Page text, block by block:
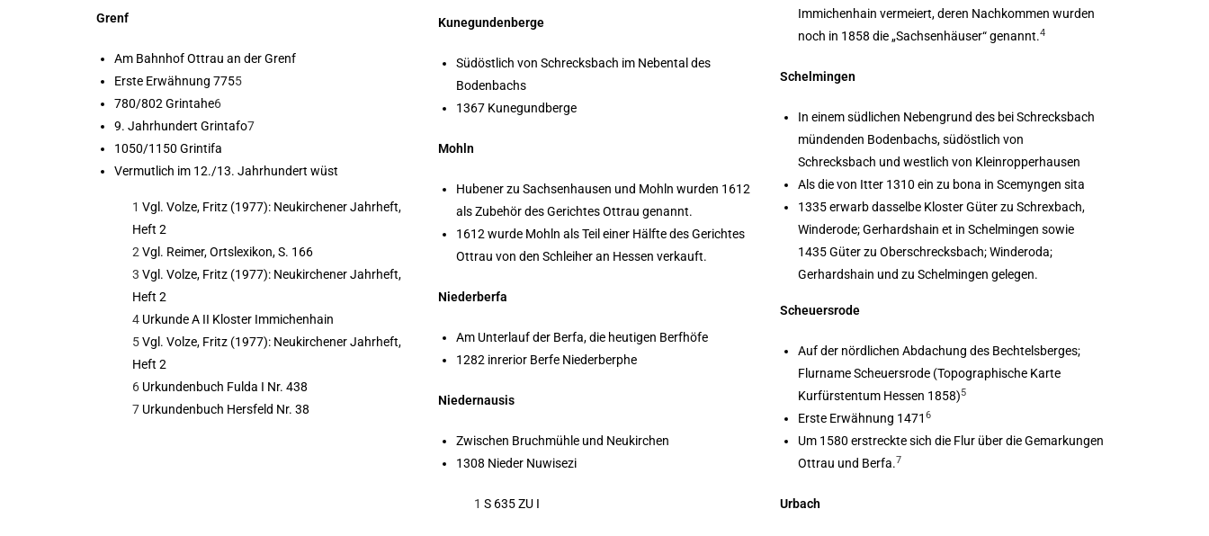
Grenf
Am Bahnhof Ottrau an der Grenf
Erste Erwähnung 7755
780/802 Grintahe6
9. Jahrhundert Grintafo7
1050/1150 Grintifa
Vermutlich im 12./13. Jahrhundert wüst
1 Vgl. Volze, Fritz (1977): Neukirchener Jahrheft,
Heft 2
2Vgl. Reimer, Ortslexikon, S. 166
3 Vgl. Volze, Fritz (1977): Neukirchener Jahrheft,
Heft 2
4 Urkunde A II Kloster Immichenhain
5Vgl. Volze, Fritz (1977): Neukirchener Jahrheft,
Heft 2
6 Urkundenbuch Fulda I Nr. 438
7 Urkundenbuch Hersfeld Nr. 38
Kunegundenberge
Südöstlich von Schrecksbach im Nebental des
Bodenbachs
1367 Kunegundberge
Mohln
Hubener zu Sachsenhausen und Mohln wurden 1612
als Zubehör des Gerichtes Ottrau genannt.
1612 wurde Mohln als Teil einer Hälfte des Gerichtes
Ottrau von den Schleiher an Hessen verkauft.
Niederberfa
Am Unterlauf der Berfa, die heutigen Berfhöfe
1282 inrerior Berfe Niederberphe
Niedernausis
Zwischen Bruchmühle und Neukirchen
1308 Nieder Nuwisezi
1 S 635 ZU I
Immichenhain vermeiert, deren Nachkommen wurden
noch in 1858 die „Sachsenhäuser“ genannt.4
Schelmingen
In einem südlichen Nebengrund des bei Schrecksbach
mündenden Bodenbachs, südöstlich von
Schrecksbach und westlich von Kleinropperhausen
Als die von Itter 1310 ein zu bona in Scemyngen sita
1335 erwarb dasselbe Kloster Güter zu Schrexbach,
Winderode; Gerhardshain et in Schelmingen sowie
1435 Güter zu Oberschrecksbach; Winderoda;
Gerhardshain und zu Schelmingen gelegen.
Scheuersrode
Auf der nördlichen Abdachung des Bechtelsberges;
Flurname Scheuersrode (Topographische Karte
Kurfürstentum Hessen 1858)5
Erste Erwähnung 14716
Um 1580 erstreckte sich die Flur über die Gemarkungen
Ottrau und Berfa.7
Urbach